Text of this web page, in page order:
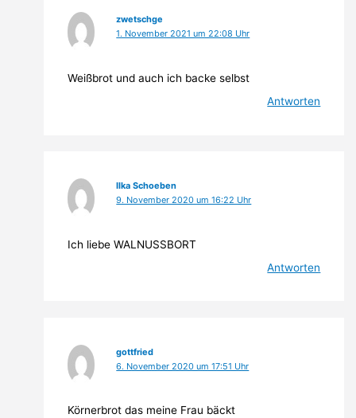
zwetschge
1. November 2021 um 22:08 Uhr
Weißbrot und auch ich backe selbst
Antworten
Ilka Schoeben
9. November 2020 um 16:22 Uhr
Ich liebe WALNUSSBORT
Antworten
gottfried
6. November 2020 um 17:51 Uhr
Körnerbrot das meine Frau bäckt